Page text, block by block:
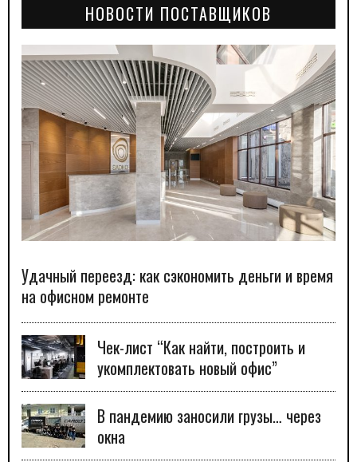
НОВОСТИ ПОСТАВЩИКОВ
Удачный переезд: как сэкономить деньги и время
на офисном ремонте
Чек-лист “Как найти, построить и
укомплектовать новый офис”
В пандемию заносили грузы… через
окна